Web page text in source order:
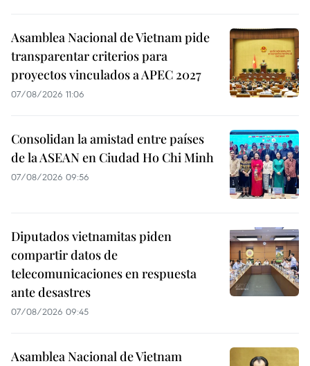
Asamblea Nacional de Vietnam pide
transparentar criterios para
proyectos vinculados a APEC 2027
07/08/2026 11:06
Consolidan la amistad entre países
de la ASEAN en Ciudad Ho Chi Minh
07/08/2026 09:56
Diputados vietnamitas piden
compartir datos de
telecomunicaciones en respuesta
ante desastres
07/08/2026 09:45
Asamblea Nacional de Vietnam